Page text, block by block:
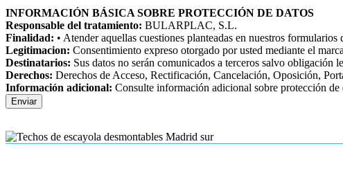
INFORMACIÓN BÁSICA SOBRE PROTECCIÓN DE DATOS
Responsable del tratamiento: BULARPLAC, S.L.
Finalidad: • Atender aquellas cuestiones planteadas en nuestros
Legitimacion: Consentimiento expreso otorgado por usted mediante el
Destinatarios: Sus datos no serán comunicados a terceros salvo obligación
Derechos: Derechos de Acceso, Rectificación, Cancelación, Oposición,
Información adicional: Consulte información adicional sobre protección
Enviar